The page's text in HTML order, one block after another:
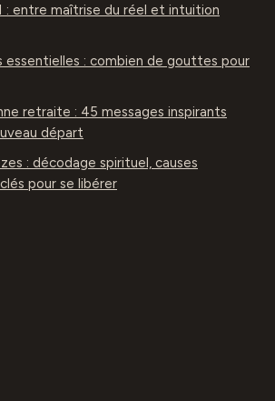
: entre maîtrise du réel et intuition
essentielles : combien de gouttes pour
retraite : 45 messages inspirants
départ
: décodage spirituel, causes
pour se libérer